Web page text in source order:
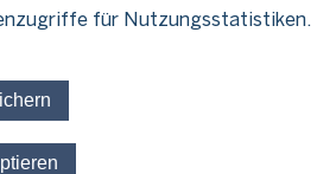
für Nutzungsstatistiken.
für Sachleistungen,